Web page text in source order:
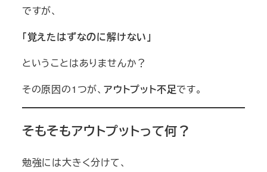
ですが、
「覚えたはずなのに解けない」
ということはありませんか？
その原因の1つが、 アウトプット不足です。
そもそもアウトプットって何？
勉強には大きく分けて、